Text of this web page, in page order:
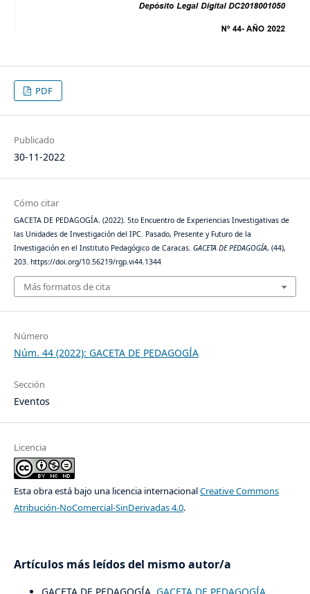
PDF
Publicado
30-11-2022
Cómo citar
GACETA DE PEDAGOGÍA. (2022). 5to Encuentro de Experiencias Investigativas de
las Unidades de Investigación del IPC. Pasado, Presente y Futuro de la
Investigación en el Instituto Pedagógico de Caracas. GACETA DE PEDAGOGÍA, (44),
203. https://doi.org/10.56219/rgp.vi44.1344
Más formatos de cita
Número
Núm. 44 (2022): GACETA DE PEDAGOGÍA
Sección
Eventos
Licencia
Esta obra está bajo una licencia internacionalCreative Commons
Atribución-NoComercial-SinDerivadas 4.0.
Artículos más leídos del mismo autor/a